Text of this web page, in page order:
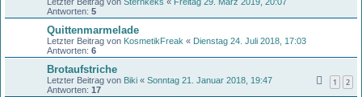
Antworten: 5
Quittenmarmelade
Letzter Beitrag von KosmetikFreak « Dienstag 24. Juli 2018, 17:03
Antworten: 6
Brotaufstriche
Letzter Beitrag von Biki « Sonntag 21. Januar 2018, 19:47
Antworten: 17
1 2